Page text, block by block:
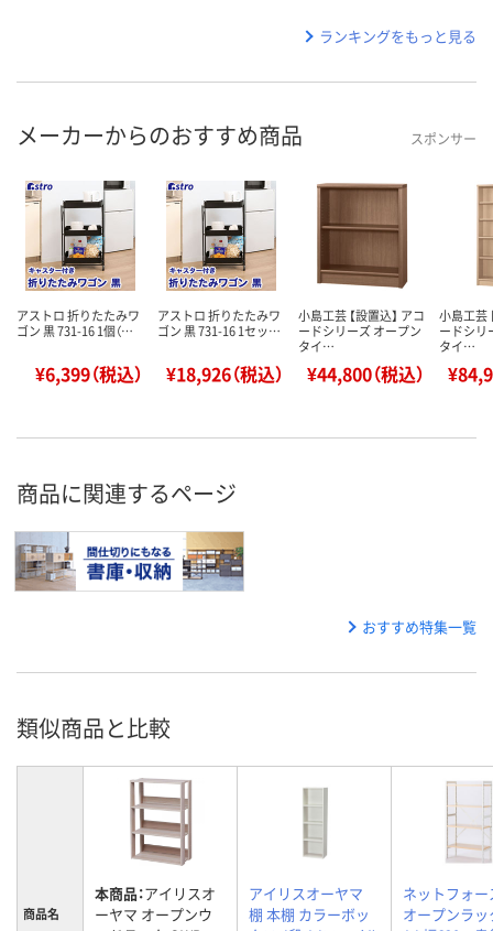
ランキングをもっと見る
メーカーからのおすすめ商品 スポンサー
アストロ 折りたたみワ
ゴン 黒 731-16 1個（…
¥6,399（税込）
アストロ 折りたたみワ
ゴン 黒 731-16 1セッ…
¥18,926（税込）
小島工芸 【設置込】 アコ
ードシリーズ オープン
タイ…
¥44,800（税込）
小島工芸
ードシリ
タイ…
商品に関連するページ
おすすめ特集一覧
類似商品と比較
商品名
本商品：アイリスオ
ーヤマ オープンウ
アイリスオーヤマ
棚 本棚 カラーボッ
ネットフォー
オープンラッ